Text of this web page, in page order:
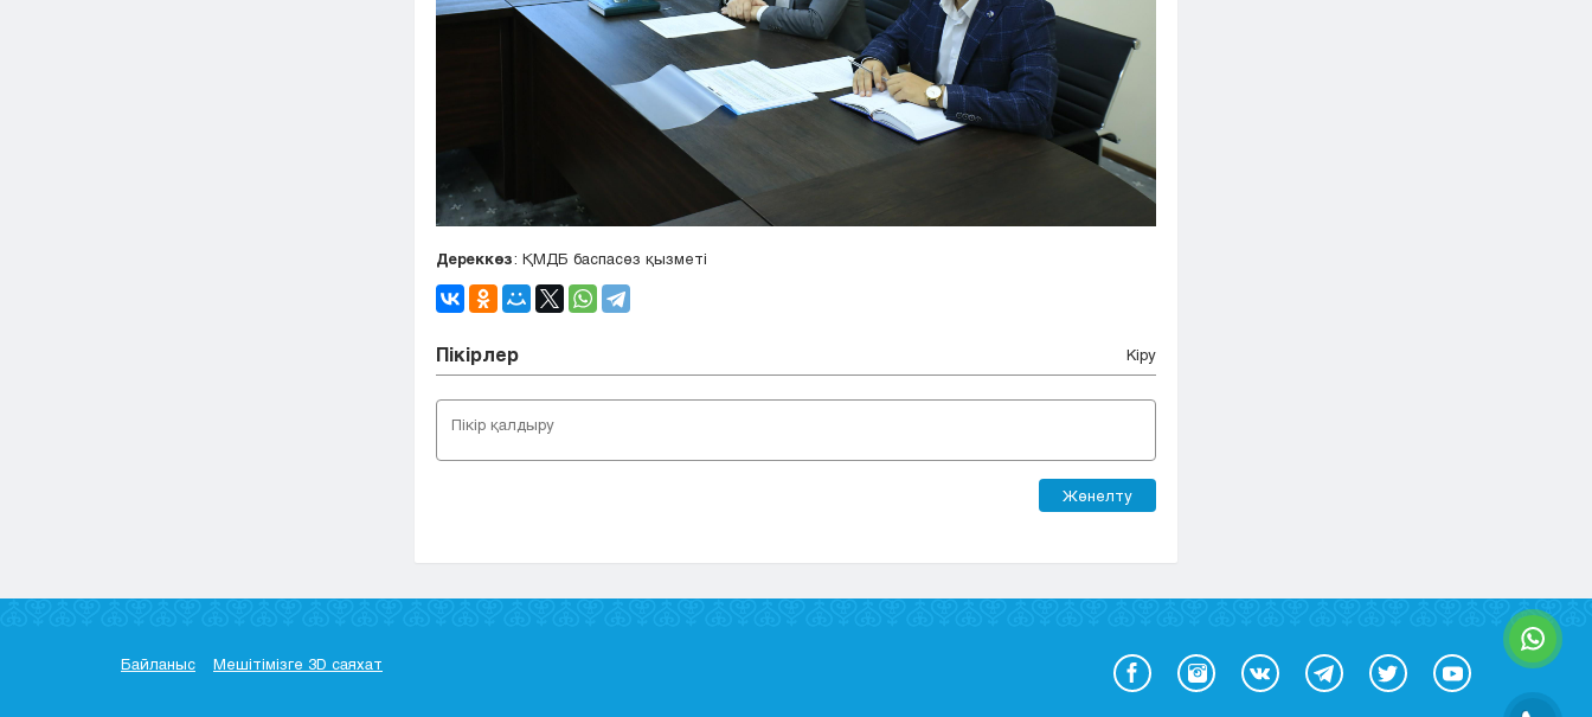
Дереккөз: ҚМДБ баспасөз қызметі
Пікірлер Кіру
Жөнелту
Байланыс Мешітімізге 3D саяхат